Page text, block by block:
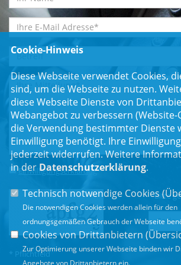
Einwilligungserklärung*
Bitte
* Pflichtfeld
Cookie-Hinweis
Diese Webseite verwendet Cookies,
sind, um die Webseite zu nutzen.
diese Webseite Dienste von
Webangebot zu verbessern
die Verwendung bestimmter Dienste
Einwilligung benötigt. Ihre
jederzeit widerrufen. Weitere
in der Datenschutzerklärung.
Technisch notwendige Cookies (
Die notwendigen Cookies werden allein für den
ordnungsgemäßen Gebrauch der Webseite
Cookies von Drittanbietern (
Zur Optimierung unserer Webseite binden wir
Angebote von Drittanbietern ein.